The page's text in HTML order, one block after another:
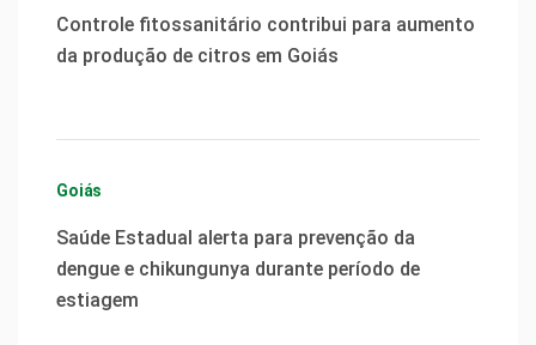
Controle fitossanitário contribui para aumento
da produção de citros em Goiás
Goiás
Saúde Estadual alerta para prevenção da
dengue e chikungunya durante período de
estiagem